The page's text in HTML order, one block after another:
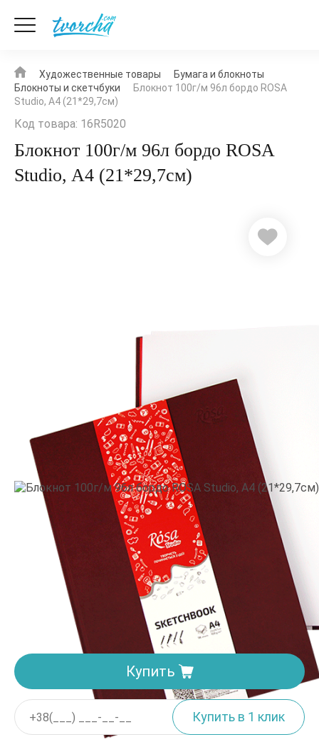
Художественные товары
Бумага и блокноты
Блокноты и скетчбуки
Блокнот 100г/м 96л бордо ROSA
Studio, A4 (21*29,7см)
Код товара: 16R5020
Блокнот 100г/м 96л бордо ROSA
Studio, A4 (21*29,7см)
Производитель: Rosa Studio • Тематика: Универсальные
Цвет: Бордовый
639.9грн
Товар заканчивается
Купить